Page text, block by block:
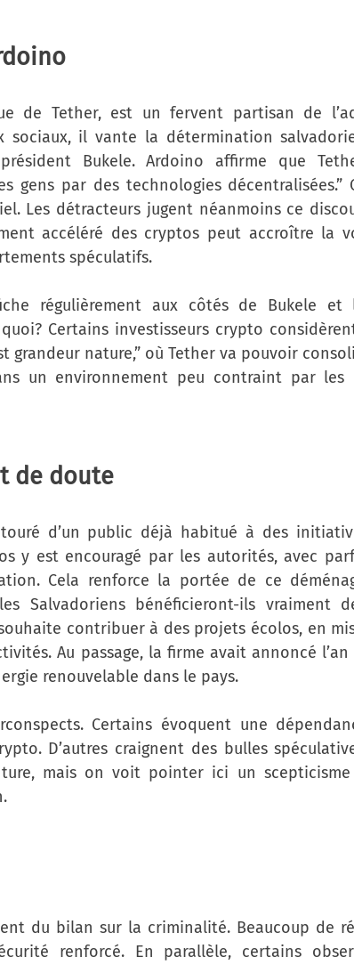
de Tether, est un fervent partisan de
sociaux, il vante la détermination
Bukele. Ardoino affirme que
gens par des technologies décentralisées.”
Les détracteurs jugent néanmoins ce
accéléré des cryptos peut accroître la
spéculatifs.
régulièrement aux côtés de Bukele et
Certains investisseurs crypto
grandeur nature,” où Tether va pouvoir
un environnement peu contraint par les
de doute
d’un public déjà habitué à des
y est encouragé par les autorités, avec
Cela renforce la portée de ce
Salvadoriens bénéficieront-ils vraiment
contribuer à des projets écolos, en
Au passage, la firme avait annoncé
renouvelable dans le pays.
Certains évoquent une
D’autres craignent des bulles
mais on voit pointer ici un
du bilan sur la criminalité. Beaucoup de
renforcé. En parallèle, certains